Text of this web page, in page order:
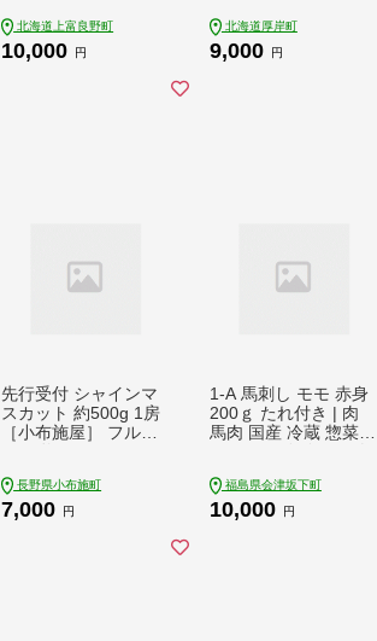
園 朝採りアスパラ 野
菜 北海道 上富良野町
北海道上富良野町
10,000 円
まろやか クリーミー
食べやすい品種 海の
北海道厚岸町
9,000 円
先行受付 シャインマ
スカット 約500g 1房
［小布施屋］ フルー
定 クール便配送 長野
県産 産地直送 先行予
長野県小布施町
7,000 円
1-A 馬刺し モモ 赤身
200ｇ たれ付き | 肉
馬肉 国産 冷蔵 惣菜
無料 福島 会津 会津馬
刺し 真空パック 小分
福島県会津坂下町
10,000 円